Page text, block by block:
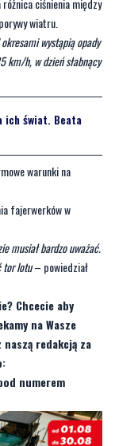
wiatru.
wystąpią opady
km/h, w dzień słabnący
ich świat. Beata
warunki na
fajerwerków w
musiał bardzo uważać.
tor lotu– powiedział
Chcecie aby
na Wasze
redakcją za
numerem